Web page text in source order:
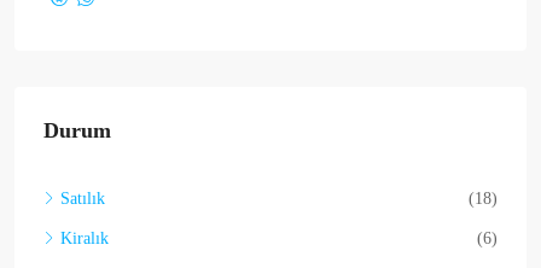
Durum
Satılık (18)
Kiralık (6)